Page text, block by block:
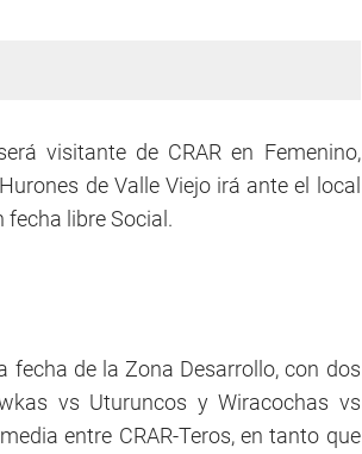
visitante de CRAR en Femenino,
de Valle Viejo irá ante el local
fecha libre Social.
de la Zona Desarrollo, con dos
vs Uturuncos y Wiracochas vs
entre CRAR-Teros, en tanto que